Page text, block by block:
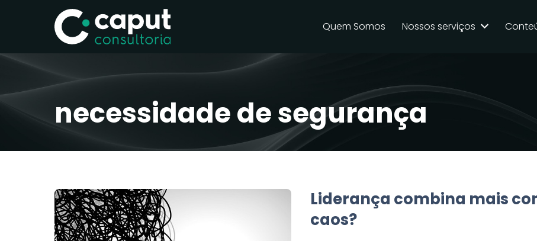
Quem Somos Nossos serviços
necessidade de segurança
Liderança combina mais
caos?